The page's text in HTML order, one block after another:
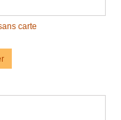
carte